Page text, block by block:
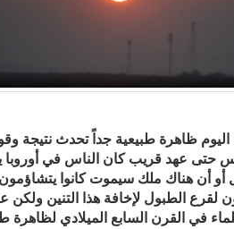
ظاهرة طبيعية جداً تحدث نتيجة
عهد قريب كان الناس في أوروبا
أن هناك ملك سيموت كانوا
لقرع الطبول لإخافة هذا التنين ولكن
في القرن السابع الميلادي لظاهرة